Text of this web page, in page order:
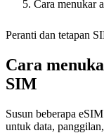
Cara menukar
Peranti dan tetapan
Cara
SIM
Susun beberapa
untuk data,